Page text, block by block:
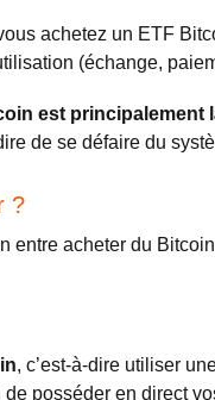
achetez un ETF
(échange,
est
de se défaire du
?
entre acheter du
, c’est-à-dire utiliser
posséder en direct